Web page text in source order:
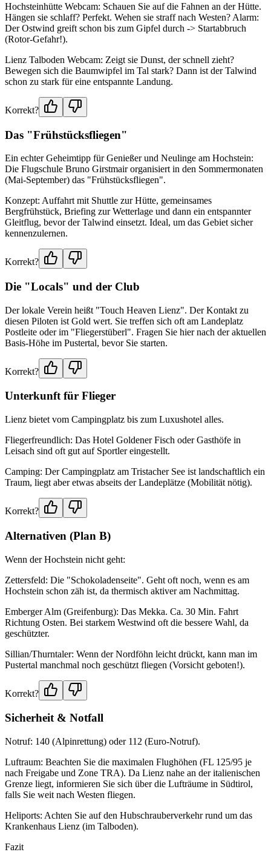
Hochsteinhütte Webcam: Schauen Sie auf die Fahnen an der Hütte.
Hängen sie schlaff? Perfekt. Wehen sie straff nach Westen? Alarm:
Der Ostwind greift schon bis zum Gipfel durch -> Startabbruch
(Rotor-Gefahr!).
Lienz Talboden Webcam: Zeigt sie Dunst, der schnell zieht?
Bewegen sich die Baumwipfel im Tal stark? Dann ist der Talwind
schon zu stark für eine entspannte Landung.
Korrekt?
Das "Frühstücksfliegen"
Ein echter Geheimtipp für Genießer und Neulinge am Hochstein:
Die Flugschule Bruno Girstmair organisiert in den Sommermonaten
(Mai-September) das "Frühstücksfliegen".
Konzept: Auffahrt mit Shuttle zur Hütte, gemeinsames
Bergfrühstück, Briefing zur Wetterlage und dann ein entspannter
Gleitflug, bevor der Talwind einsetzt. Ideal, um das Gebiet sicher
kennenzulernen.
Korrekt?
Die "Locals" und der Club
Der lokale Verein heißt "Touch Heaven Lienz". Der Kontakt zu
diesen Piloten ist Gold wert. Sie treffen sich oft am Landeplatz
Postleite oder im "Fliegerstüberl". Fragen Sie hier nach der aktuellen
Basis-Höhe im Pustertal, bevor Sie starten.
Korrekt?
Unterkunft für Flieger
Lienz bietet vom Campingplatz bis zum Luxushotel alles.
Fliegerfreundlich: Das Hotel Goldener Fisch oder Gasthöfe in
Leisach sind oft gut auf Sportler eingestellt.
Camping: Der Campingplatz am Tristacher See ist landschaftlich ein
Traum, liegt aber etwas abseits der Landeplätze (Mobilität nötig).
Korrekt?
Alternativen (Plan B)
Wenn der Hochstein nicht geht:
Zettersfeld: Die "Schokoladenseite". Geht oft noch, wenn es am
Hochstein schon zäh ist, da thermisch aktiver am Nachmittag.
Emberger Alm (Greifenburg): Das Mekka. Ca. 30 Min. Fahrt
Richtung Osten. Bei starkem Westwind oft die bessere Wahl, da
geschützter.
Sillian/Thurntaler: Wenn der Nordföhn leicht drückt, kann man im
Pustertal manchmal noch geschützt fliegen (Vorsicht geboten!).
Korrekt?
Sicherheit & Notfall
Notruf: 140 (Alpinrettung) oder 112 (Euro-Notruf).
Luftraum: Beachten Sie die maximalen Flughöhen (FL 125/95 je
nach Freigabe und Zone TRA). Da Lienz nahe an der italienischen
Grenze liegt, informieren Sie sich über die Lufträume in Südtirol,
falls Sie weit nach Westen fliegen.
Heliports: Achten Sie auf den Hubschrauberverkehr rund um das
Krankenhaus Lienz (im Talboden).
Fazit